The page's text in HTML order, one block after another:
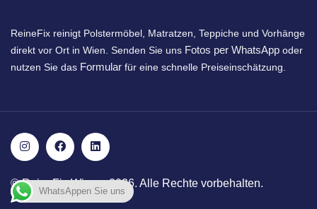
ReineFix reinigt Polstermöbel, Matratzen, Teppiche und Vorhänge
direkt vor Ort in Wien. Senden Sie uns Fotos per WhatsApp oder
nutzen Sie das Formular für eine schnelle Preiseinschätzung.
© ReineFix Wien – 2026. Alle Rechte vorbehalten.
WhatsAppen Sie uns